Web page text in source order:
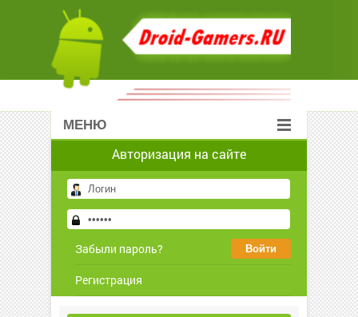
МЕНЮ
Авторизация на сайте
Забыли пароль?
Регистрация